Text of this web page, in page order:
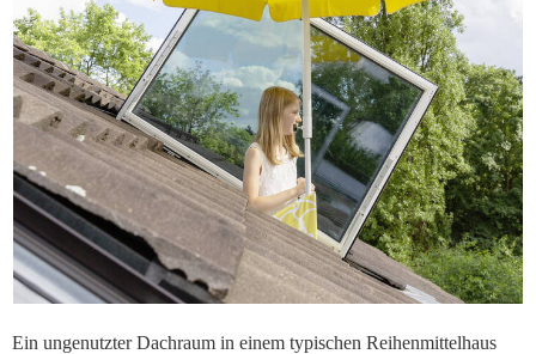
Ein ungenutzter Dachraum in einem typischen Reihenmittelhaus